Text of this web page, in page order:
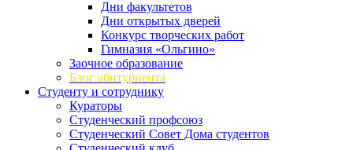
Дни факультетов
Дни открытых дверей
Конкурс творческих работ
Гимназия «Ольгино»
Заочное образование
Блог абитуриента
Студенту и сотруднику
Кураторы
Студенческий профсоюз
Студенческий Совет Дома студентов